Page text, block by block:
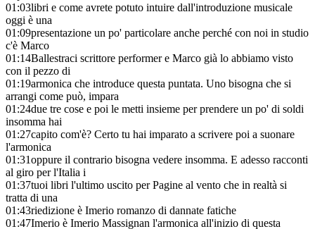
01:03libri e come avrete potuto intuire dall'introduzione musicale
oggi è una
01:09presentazione un po' particolare anche perché con noi in studio
c'è Marco
01:14Ballestraci scrittore performer e Marco già lo abbiamo visto
con il pezzo di
01:19armonica che introduce questa puntata. Uno bisogna che si
arrangi come può, impara
01:24due tre cose e poi le metti insieme per prendere un po' di soldi
insomma hai
01:27capito com'è? Certo tu hai imparato a scrivere poi a suonare
l'armonica
01:31oppure il contrario bisogna vedere insomma. E adesso racconti
al giro per l'Italia i
01:37tuoi libri l'ultimo uscito per Pagine al vento che in realtà si
tratta di una
01:43riedizione è Imerio romanzo di dannate fatiche
01:47Imerio è Imerio Massignan l'armonica all'inizio di questa